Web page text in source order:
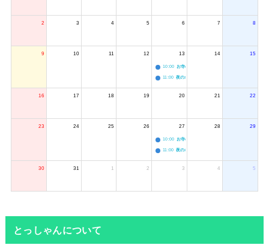
2 3 4 5 6 7 8
9 10 11 12 13
10:00 お寺のジャグリング教室
11:00 夜のボードゲーム会
14 15
16 17 18 19 20 21 22
23 24 25 26 27
10:00 お寺のジャグリング教室
11:00 夜のボードゲーム会
28 29
30 31 1 2 3 4 5
とっしゃんについて